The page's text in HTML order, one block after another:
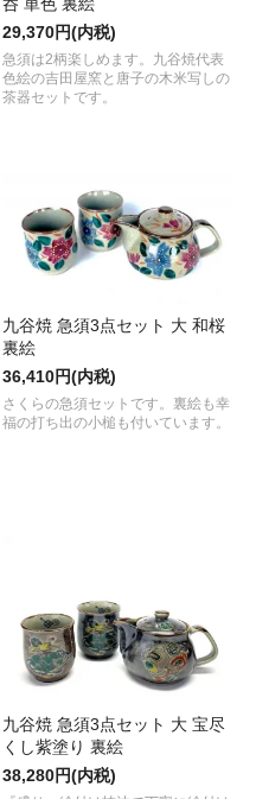
29,370円(内税)
急須は2柄楽しめます。九谷焼代表
色絵の吉田屋窯と唐子の木米写しの
茶器セットです。
九谷焼 急須3点セット 大 和桜
裏絵
36,410円(内税)
さくらの急須セットです。裏絵も幸
福の打ち出の小槌も付いています。
九谷焼 急須3点セット 大 宝尽
くし紫塗り 裏絵
38,280円(内税)